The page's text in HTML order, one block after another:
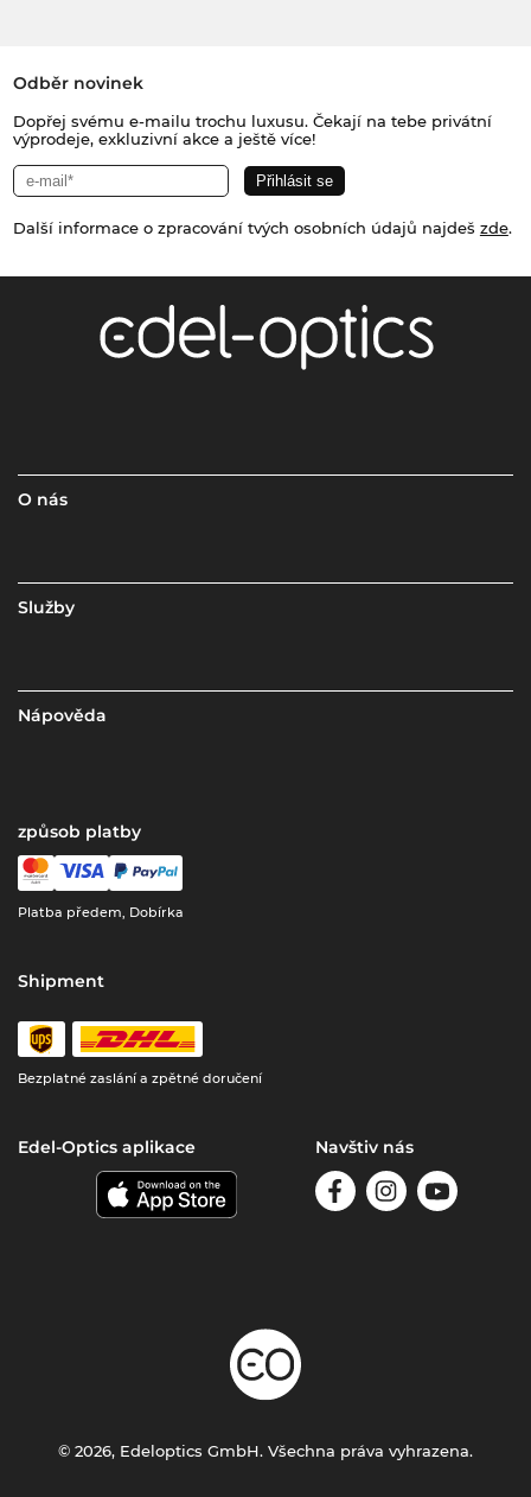
Odběr novinek
Dopřej svému e-mailu trochu luxusu. Čekají na tebe privátní
výprodeje, exkluzivní akce a ještě více!
Další informace o zpracování tvých osobních údajů najdeš zde.
O nás
Služby
Nápověda
způsob platby
Platba předem, Dobírka
Shipment
Bezplatné zaslání a zpětné doručení
Edel-Optics aplikace Navštiv nás
© 2026, Edeloptics GmbH. Všechna práva vyhrazena.